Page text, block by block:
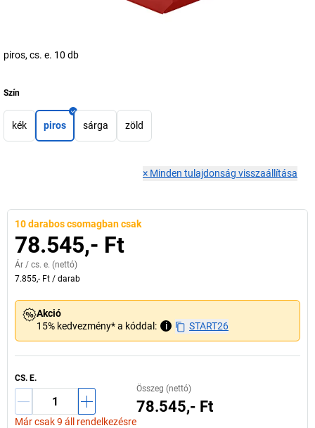
piros, cs. e. 10 db
Szín
kék piros sárga zöld
× Minden tulajdonság visszaállítása
10 darabos csomagban csak
78.545,- Ft
Ár / cs. e. (nettó)
7.855,- Ft / darab
Akció
15% kedvezmény* a kóddal:
i START26
CS. E.
Már csak 9 áll rendelkezésre
Összeg (nettó)
78.545,- Ft